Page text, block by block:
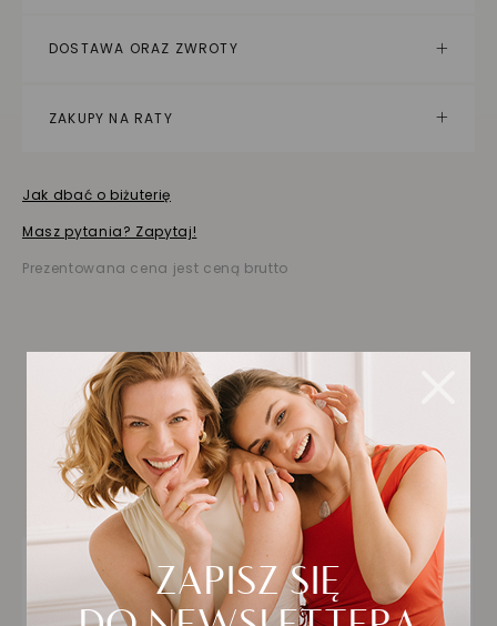
DOSTAWA ORAZ ZWROTY
ZAKUPY NA RATY
Jak dbać o biżuterię
Masz pytania? Zapytaj!
Prezentowana cena jest ceną brutto
Biżuteria wybrana dla
Ciebie